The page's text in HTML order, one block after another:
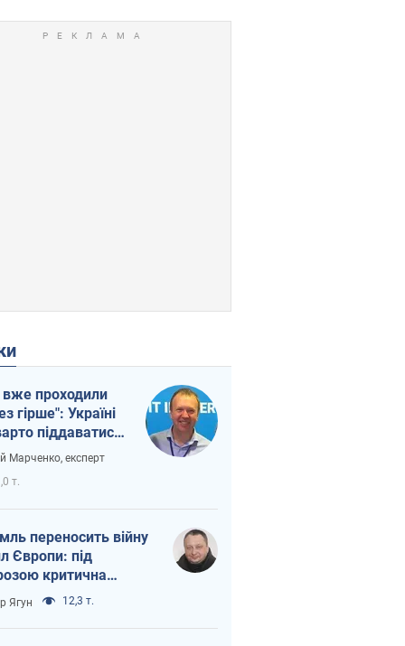
проходили
гірше": Україні
піддаватися
через
Марченко, експерт
т.
переносить війну
Європи: під
критична
Ягун 12,3 т.